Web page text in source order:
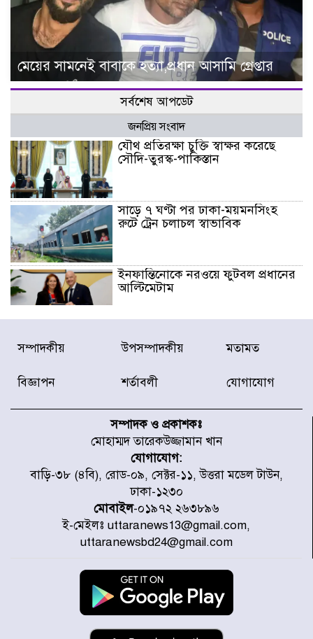
মেয়ের সামনেই বাবাকে হত্যা,প্রধান আসামি গ্রেপ্তার
সর্বশেষ আপডেট
জনপ্রিয় সংবাদ
যৌথ প্রতিরক্ষা চুক্তি স্বাক্ষর করেছে
সৌদি-তুরস্ক-পাকিস্তান
সাড়ে ৭ ঘণ্টা পর ঢাকা-ময়মনসিংহ
রুটে ট্রেন চলাচল স্বাভাবিক
ইনফান্তিনোকে নরওয়ে ফুটবল প্রধানের
আল্টিমেটাম
দেশে ভারি বৃষ্টির সতর্কবার্তা, ১০
জেলায় বন্যার পূর্বাভাস
স্থাপনের উদ্যোগ চান মিয়া ব্যাপারীর
৭ জেলায় ঝোড়ো হাওয়াসহ বজ্রবৃষ্টির
শঙ্কা
বগুড়া ও সিলেটে সড়ক দুর্ঘটনায় নিহত
১৫
জুলাইয়ে দেশজুড়ে ৪৫৮টি সড়ক
দুর্ঘটনায় ৪১৬ জন নিহত হয়েছেন
সম্পাদকীয় উপসম্পাদকীয় মতামত
বিজ্ঞাপন শর্তাবলী যোগাযোগ
সম্পাদক ও প্রকাশকঃ
মোহাম্মদ তারেকউজ্জামান খান
যোগাযোগ:
বাড়ি-৩৮ (৪বি), রোড-০৯, সেক্টর-১১, উত্তরা মডেল টাউন,
ঢাকা-১২৩০
মোবাইল-০১৯৭২ ২৬৩৮৯৬
ই-মেইলঃ uttaranews13@gmail.com,
uttaranewsbd24@gmail.com